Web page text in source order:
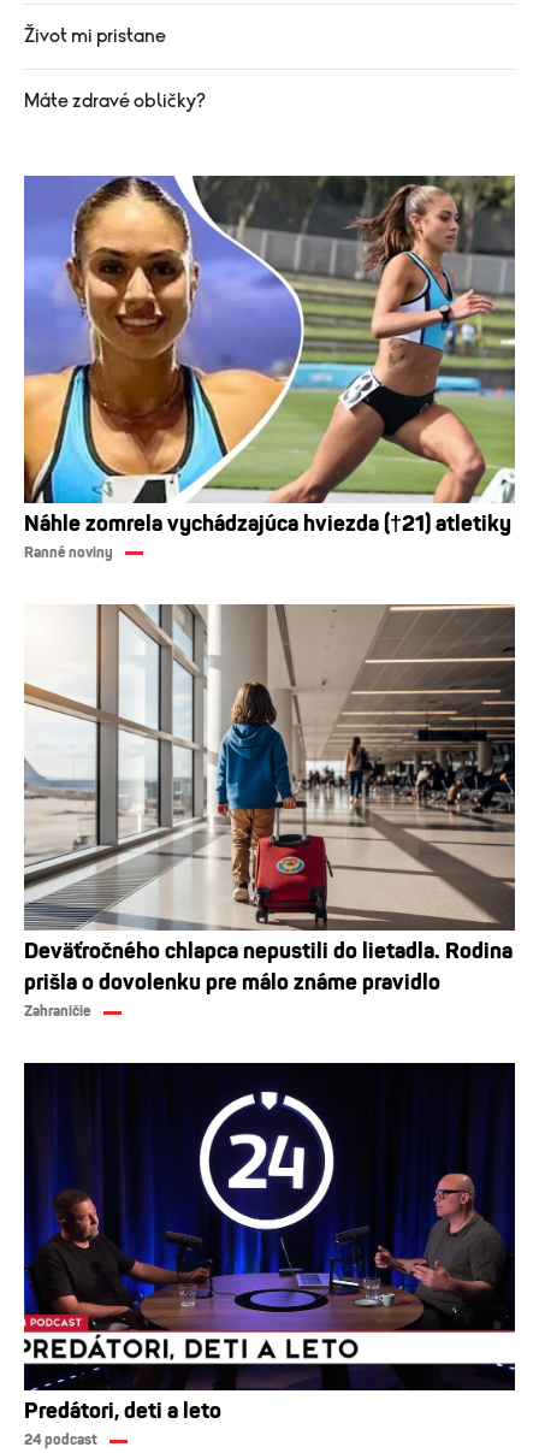
Život mi pristane
Máte zdravé obličky?
Náhle zomrela vychádzajúca hviezda (†21) atletiky
Ranné noviny
Deväťročného chlapca nepustili do lietadla. Rodina
prišla o dovolenku pre málo známe pravidlo
Zahraničie
Predátori, deti a leto
24 podcast